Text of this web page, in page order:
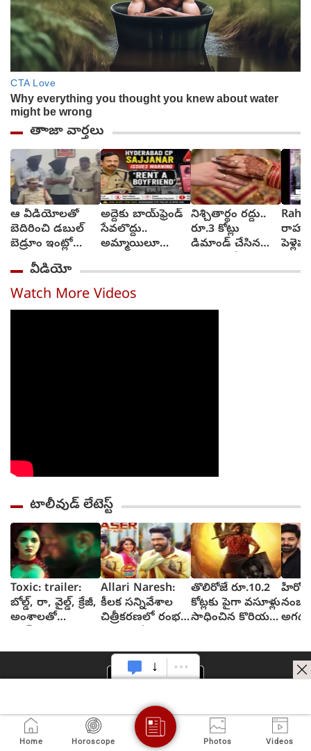
తాాజా వార్తలు
ఆ వీడియోలతో
బెదిరించి డబుల్
బెడ్రూం ఇంట్లో
మహిళపై నలుగురు
సామూహిక
అత్యాచారం
అద్దెకు బాయ్‌ఫ్రెండ్
సేవలొద్దు..
అమ్మాయిలూ
జాగ్రత్త : సజ్జనార్
స్ట్రాంగ్ వార్నింగ్
నిశ్చితార్థం రద్దు..
రూ.3 కోట్లు
డిమాండ్ చేసిన
నమోదు
వీడియో
Watch More Videos
టాలీవుడ్ లేటెస్ట్
Toxic: trailer:
బోల్డ్, రా, వైల్డ్, క్రేజీ,
అంశాలతో
Allari Naresh:
కీలక సన్నివేశాల
చిత్రీకరణలో రంభ
తొలిరోజే రూ.10.2
కోట్లకు పైగా వసూళ్లు
సాధించిన కొరియన్
హీరోకి
అగధ
Home Horoscope Photos Videos